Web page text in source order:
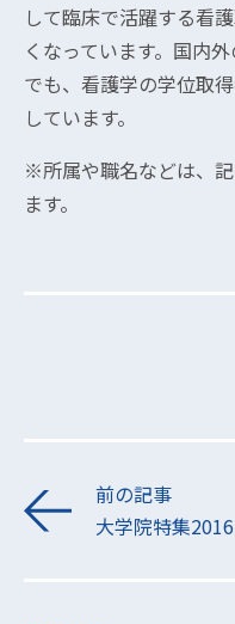
して臨床で活躍する看
くなっています。国内
でも、看護学の学位取
しています。
※所属や職名などは、
ます。
前の記事
大学院特集